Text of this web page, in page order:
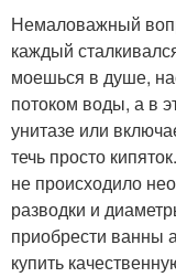
Немаловажный
каждый
моешься в душе,
потоком воды, а в
унитазе или
течь просто
не происходило
разводки и
приобрести ванны
купить